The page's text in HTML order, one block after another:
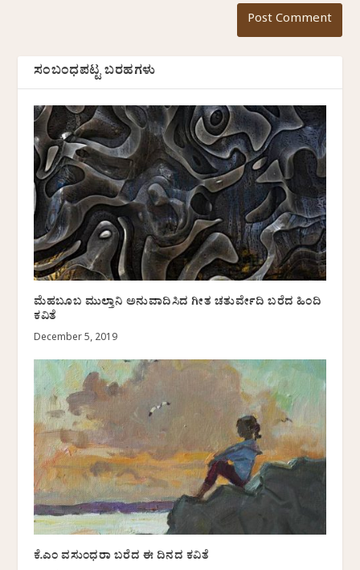
ಸಂಬಂಧಪಟ್ಟ ಬರಹಗಳು
ಮೆಹಬೂಬ ಮುಲ್ತಾನಿ ಅನುವಾದಿಸಿದ ಗೀತ ಚತುರ್ವೇದಿ ಬರೆದ ಹಿಂದಿ
ಕವಿತೆ
December 5, 2019
ಕೆ.ಎಂ ವಸುಂಧರಾ ಬರೆದ ಈ ದಿನದ ಕವಿತೆ